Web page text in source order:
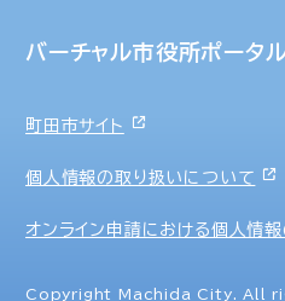
バーチャル市役所ポータル
町田市サイト
個人情報の取り扱いについて
オンライン申請における個人情
Copyright Machida City. All